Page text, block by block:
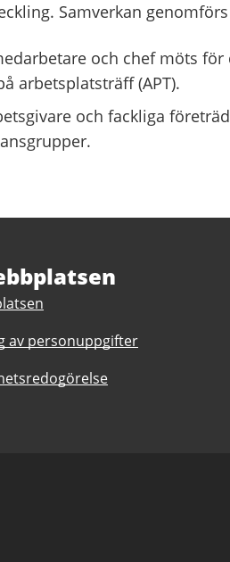
Samverkan
och chef möts för
arbetsplatsträff (APT).
och fackliga
av personuppgifter